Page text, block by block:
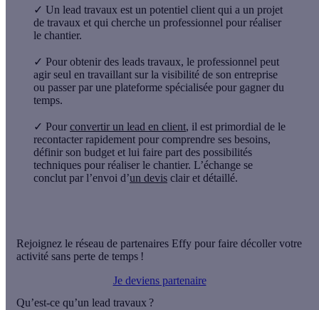
✓ Un lead travaux est un potentiel client qui a un projet
de travaux et qui cherche un professionnel pour réaliser
le chantier.
✓ Pour obtenir des leads travaux, le professionnel peut
agir seul en travaillant sur la visibilité de son entreprise
ou passer par une plateforme spécialisée pour gagner du
temps.
✓ Pour convertir un lead en client, il est primordial de le
recontacter rapidement pour comprendre ses besoins,
définir son budget et lui faire part des possibilités
techniques pour réaliser le chantier. L’échange se
conclut par l’envoi d’un devis clair et détaillé.
Rejoignez le réseau de partenaires Effy pour faire décoller votre
activité sans perte de temps !
Je deviens partenaire
Qu’est-ce qu’un lead travaux ?